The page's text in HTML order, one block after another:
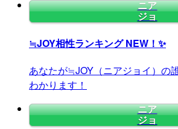
ニア
ジョ
≒JOY相性ランキングNEW！✨
あなたが≒JOY（ニアジョイ）の
わかります！
ニア
ジョ